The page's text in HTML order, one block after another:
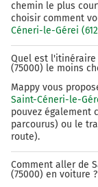
182
chemin le plus
choisir comment
Céneri-le-Gérei
Quel est l'itinéraire
(75000) le moins
Mappy vous
Saint-Céneri-le-
pouvez également
parcourus) ou le
route).
Comment aller de
(75000) en voiture ?